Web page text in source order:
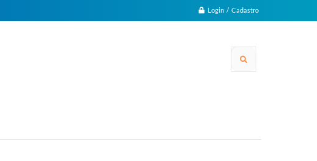
Login / Cadastro